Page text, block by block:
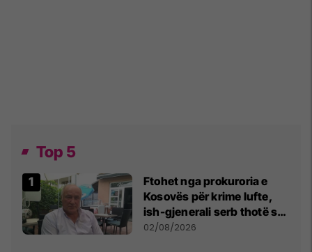
Top 5
Ftohet nga prokuroria e
Kosovës për krime lufte,
ish-gjenerali serb thotë se
dikush e tradhtoi në
02/08/2026